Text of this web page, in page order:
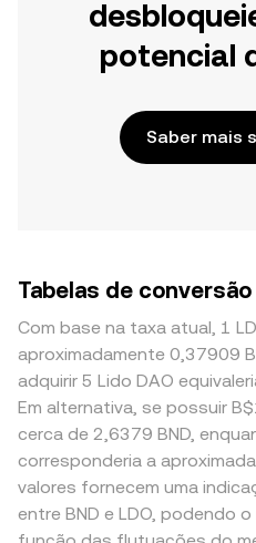
potencial
Saber mais
Tabelas de conversão
Com base na taxa atual, 1
aproximadamente 0,37909
adquirir 5 Lido DAO
Em alternativa, se possuir
cerca de 2,6379 BND,
corresponderia a
valores fornecem uma
entre BND e LDO, podendo